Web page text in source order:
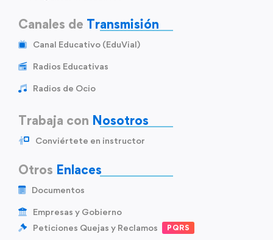
Canales de Transmisión
Canal Educativo (EduVial)
Radios Educativas
Radios de Ocio
Trabaja con Nosotros
Conviértete en instructor
Otros Enlaces
Documentos
Empresas y Gobierno
Peticiones Quejas y Reclamos
PQRS